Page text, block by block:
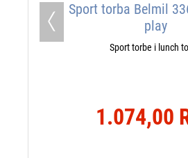
Sport torba Belmil
play
Sport torbe i lunch
1.074,00
Previous